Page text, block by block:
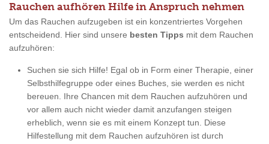
Rauchen aufhören Hilfe in Anspruch nehmen
Um das Rauchen aufzugeben ist ein konzentriertes Vorgehen
entscheidend. Hier sind unsere besten Tipps mit dem Rauchen
aufzuhören:
Suchen sie sich Hilfe! Egal ob in Form einer Therapie, einer
Selbsthilfegruppe oder eines Buches, sie werden es nicht
bereuen. Ihre Chancen mit dem Rauchen aufzuhören und
vor allem auch nicht wieder damit anzufangen steigen
erheblich, wenn sie es mit einem Konzept tun. Diese
Hilfestellung mit dem Rauchen aufzuhören ist durch